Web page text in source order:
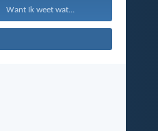
Want Ik weet wat...